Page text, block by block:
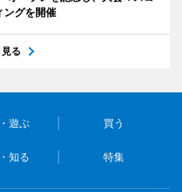
ングを開催
る
遊ぶ 買う
知る 特集